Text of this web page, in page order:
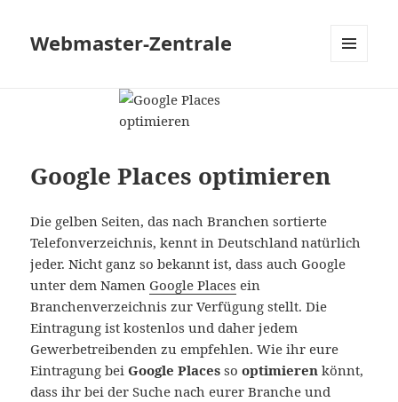
Webmaster-Zentrale
Google Places optimieren
Die gelben Seiten, das nach Branchen sortierte
Telefonverzeichnis, kennt in Deutschland natürlich
jeder. Nicht ganz so bekannt ist, dass auch Google
unter dem Namen Google Places ein
Branchenverzeichnis zur Verfügung stellt. Die
Eintragung ist kostenlos und daher jedem
Gewerbetreibenden zu empfehlen. Wie ihr eure
Eintragung beiGoogle Places sooptimieren könnt,
dass ihr bei der Suche nach eurer Branche und